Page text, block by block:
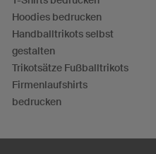
Hoodies bedrucken
Handballtrikots selbst
gestalten
Trikotsätze Fußballtrikots
Firmenlaufshirts
bedrucken